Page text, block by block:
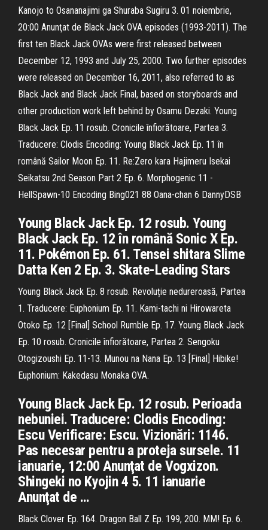
Kanojo to Osananajimi ga Shuraba Sugiru 3. 01 noiembrie,
20:00 Anunţat de Black Jack OVA episodes (1993-2011). The
first ten Black Jack OVAs were first released between
December 12, 1993 and July 25, 2000. Two further episodes
were released on December 16, 2011, also referred to as
Black Jack and Black Jack Final, based on storyboards and
other production work left behind by Osamu Dezaki. Young
Black Jack Ep. 11 rosub. Cronicile înfiorătoare, Partea 3.
Traducere: Clodis Encoding: Young Black Jack Ep. 11 în
română Sailor Moon Ep. 11. Re:Zero kara Hajimeru Isekai
Seikatsu 2nd Season Part 2 Ep. 6. Morphogenic 11 -
HellSpawn-10 Encoding Bing021 88 Oana-chan 6 DannyDSB
Young Black Jack Ep. 12 rosub. Young
Black Jack Ep. 12 în română Sonic X Ep.
11. Pokémon Ep. 61. Tensei shitara Slime
Datta Ken 2 Ep. 3. Skate-Leading Stars
Young Black Jack Ep. 8 rosub. Revoluție nedureroasă, Partea
1. Traducere: Euphonium Ep. 11. Kami-tachi ni Hirowareta
Otoko Ep. 12 [Final] School Rumble Ep. 17. Young Black Jack
Ep. 10 rosub. Cronicile înfiorătoare, Partea 2. Sengoku
Otogizoushi Ep. 11-13. Munou na Nana Ep. 13 [Final] Hibike!
Euphonium: Kakedasu Monaka OVA.
Young Black Jack Ep. 12 rosub. Perioada
nebuniei. Traducere: Clodis Encoding:
Escu Verificare: Escu. Vizionări: 1146.
Pas necesar pentru a proteja sursele. 11
ianuarie, 12:00 Anunţat de Vogxizon.
Shingeki no Kyojin 4 5. 11 ianuarie
Anunţat de …
Black Clover Ep. 164. Dragon Ball Z Ep. 199, 200. MM! Ep. 6.